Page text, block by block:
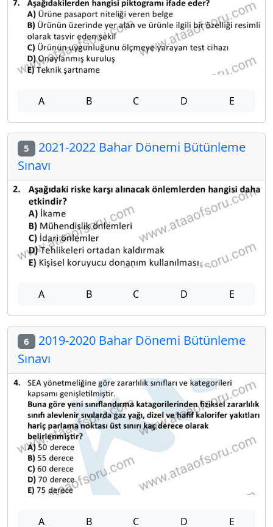
A B C D E
5 2021-2022 Bahar Dönemi Bütünleme
Sınavı
A B C D E
6 2019-2020 Bahar Dönemi Bütünleme
Sınavı
A B C D E